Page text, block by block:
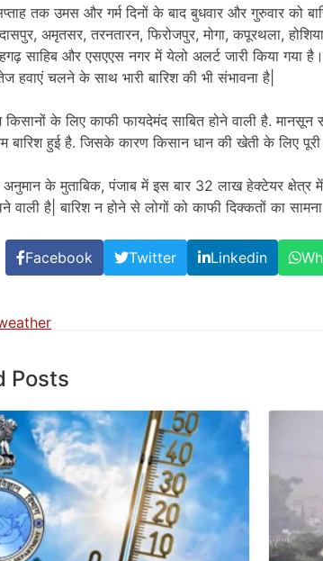
तक उमस और गर्म दिनों के बाद बुधवार और गुरुवार को
अमृतसर, तरनतारन, फिरोजपुर, मोगा, कपूरथला,
साहिब और एसएएस नगर में येलो अलर्ट जारी किया गया
हवाएं चलने के साथ भारी बारिश की भी संभावना है|
किसानों के लिए काफी फायदेमंद साबित होने वाली है.
बारिश हुई है. जिसके कारण किसान धान की खेती के लिए
अनुमान के मुताबिक, पंजाब में इस बार 32 लाख हेक्टेयर क्षेत्र
वाली है| बारिश न होने से लोगों को काफी दिक्कतों का
Facebook Twitter Linkedin
Posts